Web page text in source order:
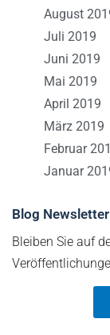
August
Juli 2019
Juni 2019
Mai 2019
April 2019
März 2019
Februar
Januar
Blog Newsletter
Bleiben Sie auf